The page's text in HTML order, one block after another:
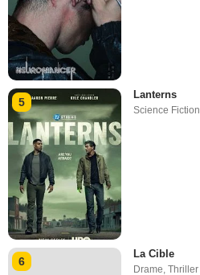
5
Lanterns
Science Fiction
6
La Cible
Drame,Thriller